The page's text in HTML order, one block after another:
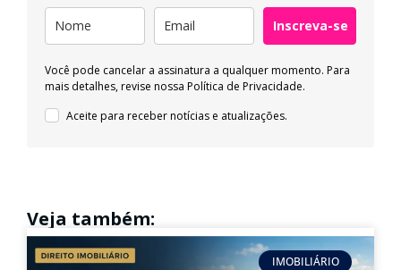
Inscreva-se
Você pode cancelar a assinatura a qualquer momento. Para
mais detalhes, revise nossa Política de Privacidade.
Aceite para receber notícias e atualizações.
Veja também:
IMOBILIÁRIO